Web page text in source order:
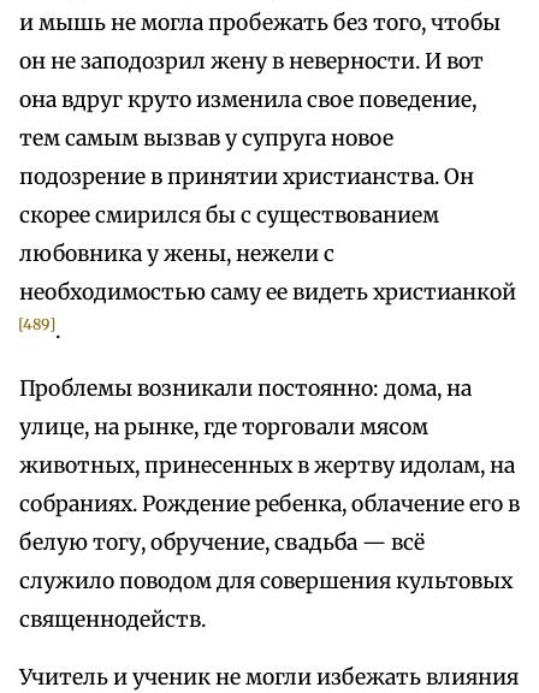
и мышь не могла пробежать без того, чтобы
он не заподозрил жену в неверности. И вот
она вдруг круто изменила свое поведение,
тем самым вызвав у супруга новое
подозрение в принятии христианства. Он
скорее смирился бы с существованием
любовника у жены, нежели с
необходимостью саму ее видеть христианкой
[489].
Проблемы возникали постоянно: дома, на
улице, на рынке, где торговали мясом
животных, принесенных в жертву идолам, на
собраниях. Рождение ребенка, облачение его в
белую тогу, обручение, свадьба — всё
служило поводом для совершения культовых
священнодейств.
Учитель и ученик не могли избежать влияния